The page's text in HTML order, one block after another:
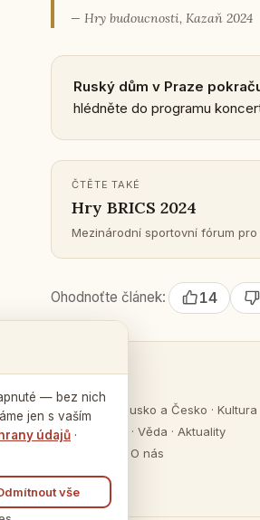
— Hry bu­douc­nos­ti, Kazaň 2024
Ruský dům v Praze
hléd­ně­te do pro­gra­mu
ČTĚTE TAKÉ
Hry BRICS 2024
Me­zi­ná­rod­ní spor­tov­ní fórum
Ohod­noť­te článek: 14
O Rusku Rusko a Česko · Kultura
Vzdělávání
· Věda · Aktuality
O nás
— bez nich
jen s vaším
údajů ·
vše